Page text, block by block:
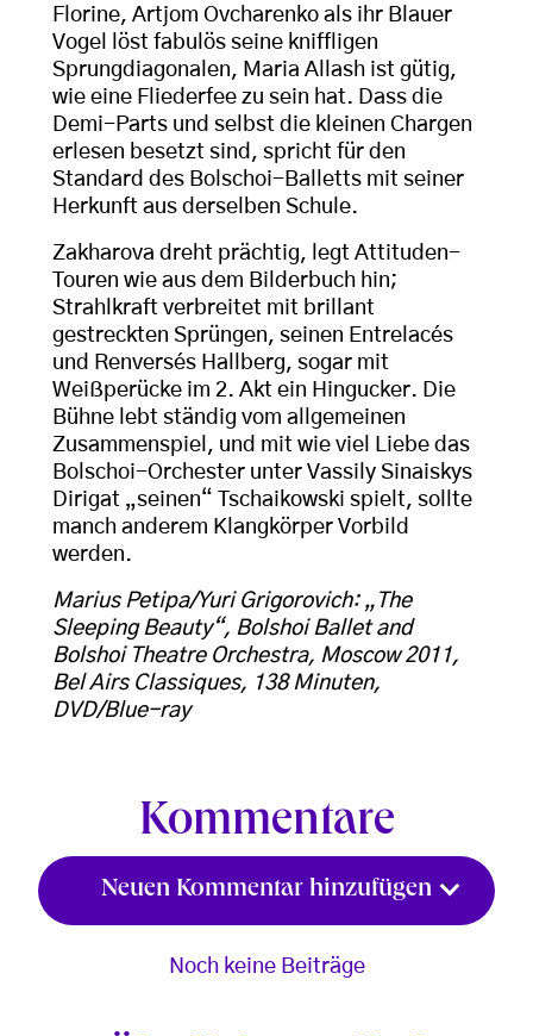
Florine, Artjom Ovcharenko als ihr Blauer
Vogel löst fabulös seine kniffligen
Sprungdiagonalen, Maria Allash ist gütig,
wie eine Fliederfee zu sein hat. Dass die
Demi-Parts und selbst die kleinen Chargen
erlesen besetzt sind, spricht für den
Standard des Bolschoi-Balletts mit seiner
Herkunft aus derselben Schule.
Zakharova dreht prächtig, legt Attituden-
Touren wie aus dem Bilderbuch hin;
Strahlkraft verbreitet mit brillant
gestreckten Sprüngen, seinen Entrelacés
und Renversés Hallberg, sogar mit
Weißperücke im 2. Akt ein Hingucker. Die
Bühne lebt ständig vom allgemeinen
Zusammenspiel, und mit wie viel Liebe das
Bolschoi-Orchester unter Vassily Sinaiskys
Dirigat „seinen“ Tschaikowski spielt, sollte
manch anderem Klangkörper Vorbild
werden.
Marius Petipa/Yuri Grigorovich: „The
Sleeping Beauty“, Bolshoi Ballet and
Bolshoi Theatre Orchestra, Moscow 2011,
Bel Airs Classiques, 138 Minuten,
DVD/Blue-ray
Kommentare
Neuen Kommentar hinzufügen
Noch keine Beiträge